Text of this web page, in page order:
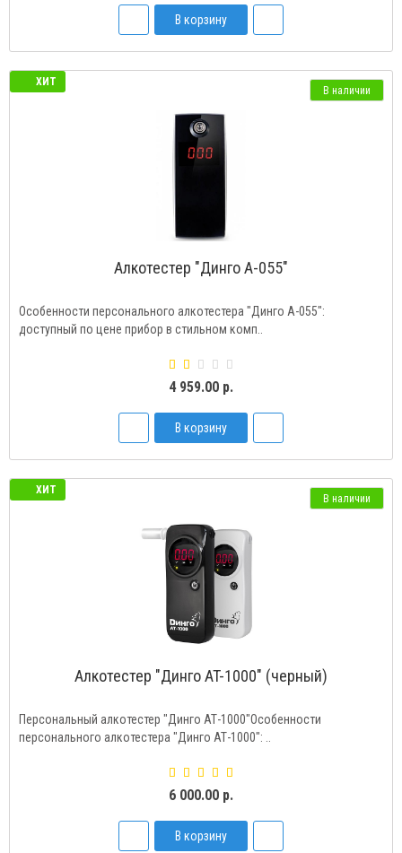
В корзину
ХИТ
В наличии
Алкотестер "Динго А-055"
Особенности персонального алкотестера "Динго А-055":
доступный по цене прибор в стильном комп..
4 959.00 р.
В корзину
ХИТ
В наличии
Алкотестер "Динго AT-1000" (черный)
Персональный алкотестер "Динго АТ-1000"Особенности
персонального алкотестера "Динго АТ-1000": ..
6 000.00 р.
В корзину